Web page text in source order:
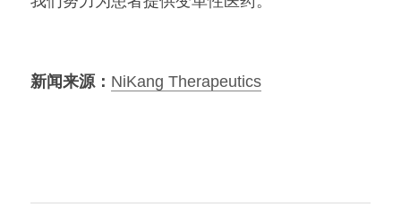
新闻来源： NiKang Therapeutics